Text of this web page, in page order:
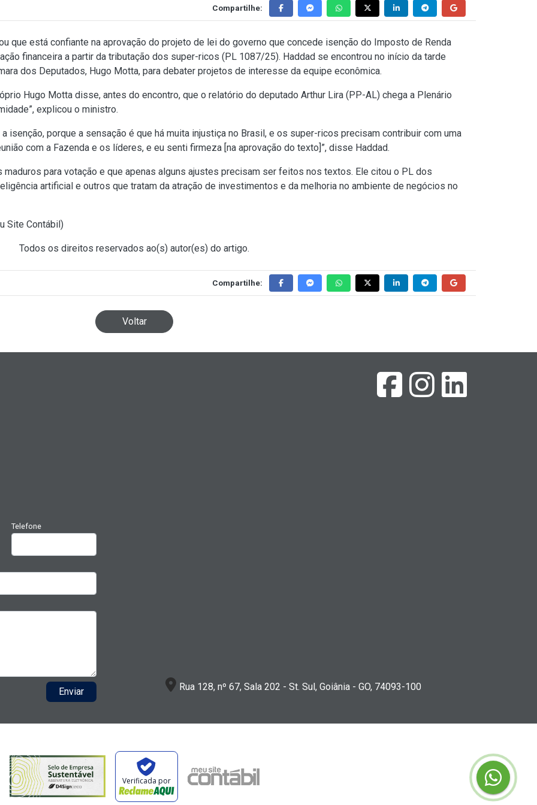
Compartilhe:
que está confiante na aprovação do projeto de lei do governo que concede isenção do Imposto de Renda
financeira a partir da tributação dos super-ricos (PL 1087/25). Haddad se encontrou no início da tarde
dos Deputados, Hugo Motta, para debater projetos de interesse da equipe econômica.
Hugo Motta disse, antes do encontro, que o relatório do deputado Arthur Lira (PP-AL) chega a Plenário
explicou o ministro.
isenção, porque a sensação é que há muita injustiça no Brasil, e os super-ricos precisam contribuir com uma
com a Fazenda e os líderes, e eu senti firmeza [na aprovação do texto]”, disse Haddad.
para votação e que apenas alguns ajustes precisam ser feitos nos textos. Ele citou o PL dos
artificial e outros que tratam da atração de investimentos e da melhoria no ambiente de negócios no
Site Contábil)
Todos os direitos reservados ao(s) autor(es) do artigo.
Compartilhe:
Voltar
Telefone
Enviar Rua 128, nº 67, Sala 202 - St. Sul, Goiânia - GO, 74093-100
Verificada por